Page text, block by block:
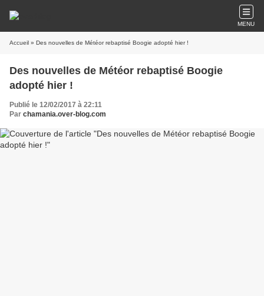
MENU
Accueil » Des nouvelles de Météor rebaptisé Boogie adopté hier !
Des nouvelles de Météor rebaptisé Boogie
adopté hier !
Publié le 12/02/2017 à 22:11
Par chamania.over-blog.com